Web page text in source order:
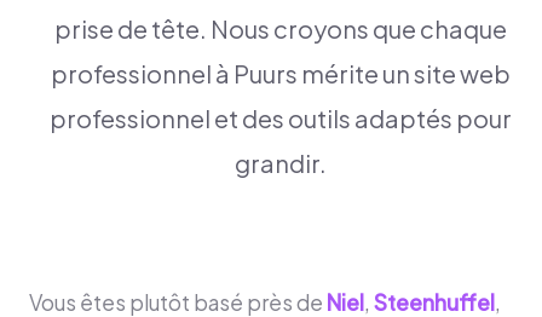
prise de tête. Nous croyons que chaque
professionnel à Puurs mérite un site web
professionnel et des outils adaptés pour
grandir.
Vous êtes plutôt basé près de Niel, Steenhuffel,